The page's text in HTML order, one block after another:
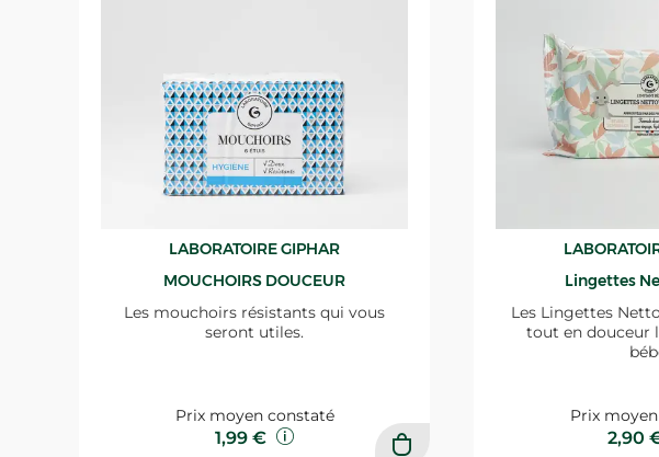
LABORATOIRE GIPHAR
MOUCHOIRS DOUCEUR
Les mouchoirs résistants qui vous
seront utiles.
Prix moyen constaté
1,99 €
Lingettes
Les Lingettes
tout en douceur
Prix
2,90